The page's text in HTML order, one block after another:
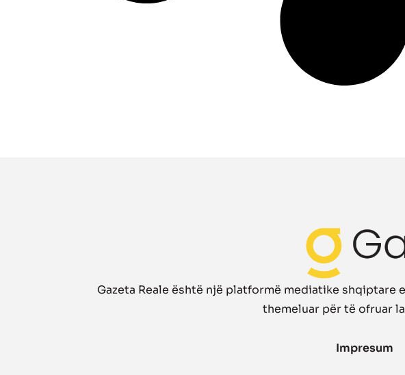
Gazeta Reale është një platformë mediatike
themeluar për të ofruar
Impresum